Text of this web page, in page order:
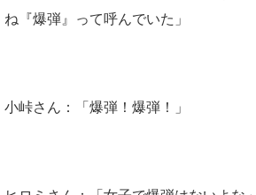
ね『爆弾』って呼んでいた」
小峠さん：「爆弾！爆弾！」